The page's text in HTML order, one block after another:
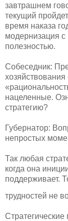
завтрашнем
текущий
время наказа
модернизация
полезностью.
Собеседник:
нацеленные.
стратегию?
Губернатор:
непростых
Так любая
когда она
поддерживает.
трудностей не